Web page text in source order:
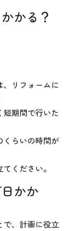
かる？
リフォームに
期間で行いた
くらいの時間が
ください。
かか
で、計画に役立